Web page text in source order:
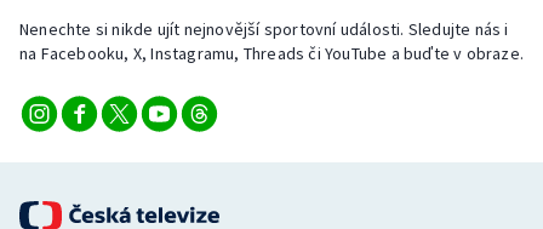
Vodní slalom
Volejbal
Nenechte si nikde ujít nejnovější sportovní události. Sledujte nás i
na Facebooku, X, Instagramu, Threads či YouTube a buďte v obraze.